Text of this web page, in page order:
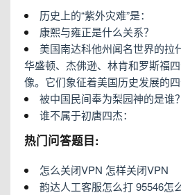
历史上的“紫外灾难”是：
康熙与雍正是什么关系？
美国南达科他州闻名世界的拉
华盛顿、杰佛逊、林肯和罗斯福
像。它们象征着美国历史发展的四
被中国民间奉为梨园神的是谁？
谁不属于初唐四杰：
热门问答题目:
怎么关闭VPN 怎样关闭VPN
韵达人工客服怎么打 95546怎